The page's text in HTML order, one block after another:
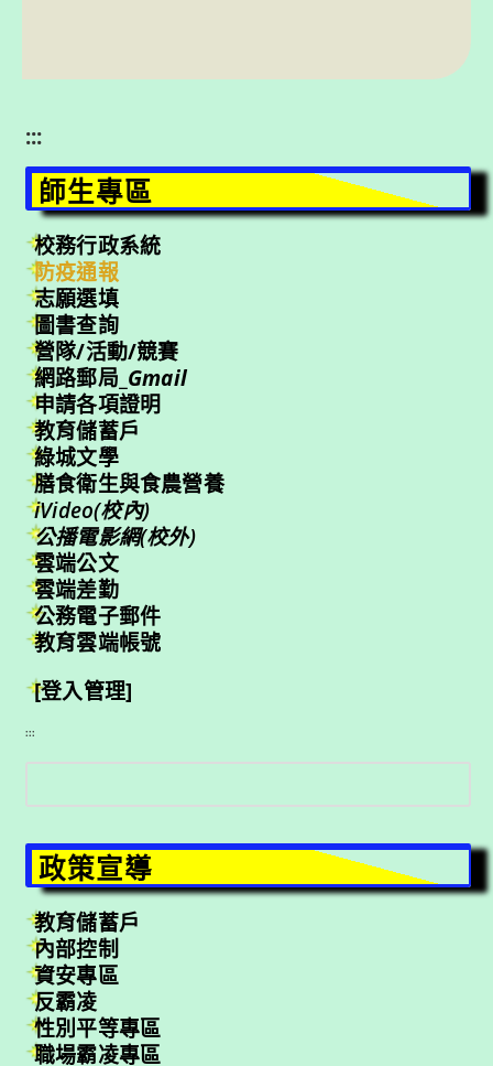
:::
師生專區
校務行政系統
防疫通報
志願選填
圖書查詢
營隊/活動/競賽
網路郵局_ Gmail
申請各項證明
教育儲蓄戶
綠城文學
膳食衛生與食農營養
iVideo(校內)
公播電影網(校外)
雲端公文
雲端差勤
公務電子郵件
教育雲端帳號
[登入管理]
:::
搜
尋
政策宣導
教育儲蓄戶
內部控制
資安專區
反霸凌
性別平等專區
職場霸凌專區